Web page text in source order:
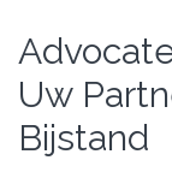
Uw
Bijstand